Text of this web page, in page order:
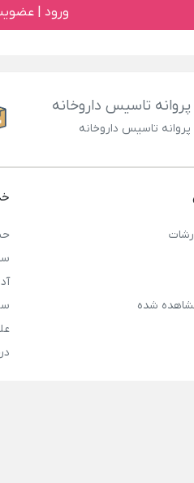
ورود |
پروانه تاسیس داروخانه
پروانه تاسیس داروخانه
شده